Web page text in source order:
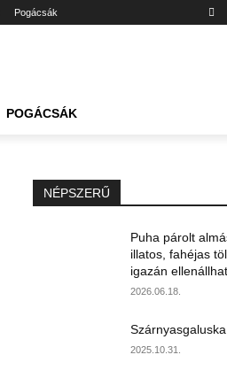
Pogácsák
POGÁCSÁK
NÉPSZERŰ
Puha párolt
illatos, fahéjas
igazán
2026.06.18.
2025.10.31.